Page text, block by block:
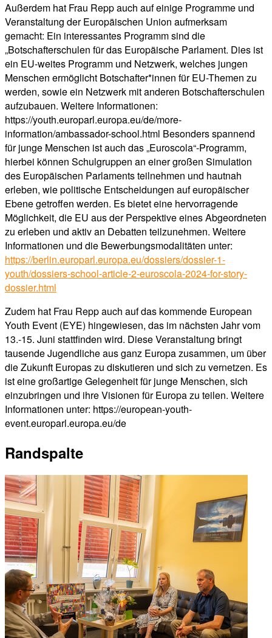
Außerdem hat Frau Repp auch auf einige Programme und
Veranstaltung der Europäischen Union aufmerksam
gemacht: Ein interessantes Programm sind die
„Botschafterschulen für das Europäische Parlament. Dies ist
ein EU-weites Programm und Netzwerk, welches jungen
Menschen ermöglicht Botschafter*innen für EU-Themen zu
werden, sowie ein Netzwerk mit anderen Botschafterschulen
aufzubauen. Weitere Informationen:
https://youth.europarl.europa.eu/de/more-
information/ambassador-school.html Besonders spannend
für junge Menschen ist auch das „Euroscola“-Programm,
hierbei können Schulgruppen an einer großen Simulation
des Europäischen Parlaments teilnehmen und hautnah
erleben, wie politische Entscheidungen auf europäischer
Ebene getroffen werden. Es bietet eine hervorragende
Möglichkeit, die EU aus der Perspektive eines Abgeordneten
zu erleben und aktiv an Debatten teilzunehmen. Weitere
Informationen und die Bewerbungsmodalitäten unter:
https://berlin.europarl.europa.eu/dossiers/dossier-1-
youth/dossiers-school-article-2-euroscola-2024-for-story-
dossier.html
Zudem hat Frau Repp auch auf das kommende European
Youth Event (EYE) hingewiesen, das im nächsten Jahr vom
13.-15. Juni stattfinden wird. Diese Veranstaltung bringt
tausende Jugendliche aus ganz Europa zusammen, um über
die Zukunft Europas zu diskutieren und sich zu vernetzen. Es
ist eine großartige Gelegenheit für junge Menschen, sich
einzubringen und ihre Visionen für Europa zu teilen. Weitere
Informationen unter: https://european-youth-
event.europarl.europa.eu/de
Randspalte